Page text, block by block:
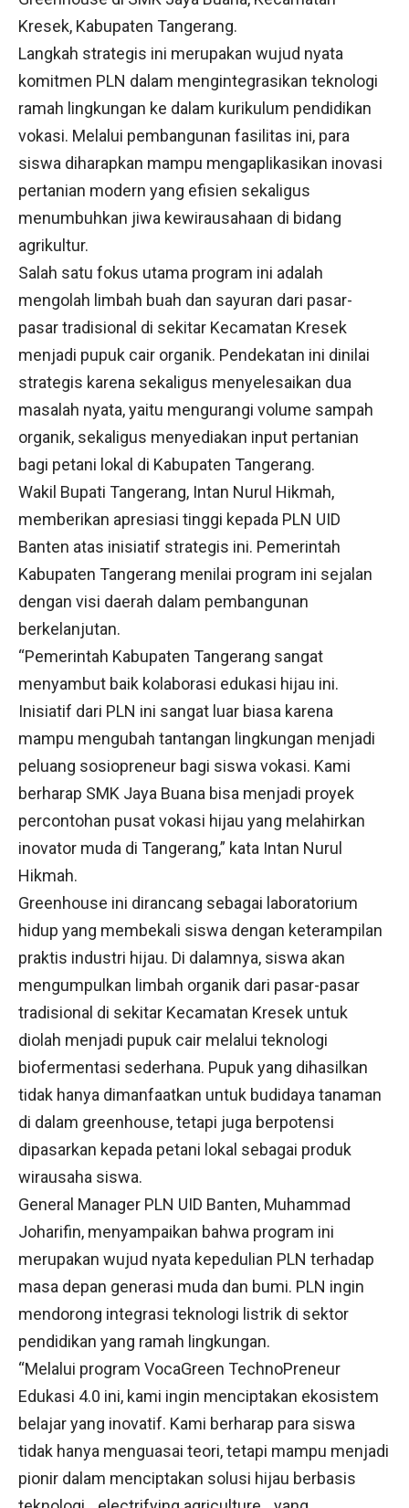
Kresek, Kabupaten Tangerang.
Langkah strategis ini merupakan wujud nyata
komitmen PLN dalam mengintegrasikan teknologi
ramah lingkungan ke dalam kurikulum pendidikan
vokasi. Melalui pembangunan fasilitas ini, para
siswa diharapkan mampu mengaplikasikan inovasi
pertanian modern yang efisien sekaligus
menumbuhkan jiwa kewirausahaan di bidang
agrikultur.
Salah satu fokus utama program ini adalah
mengolah limbah buah dan sayuran dari pasar-
pasar tradisional di sekitar Kecamatan Kresek
menjadi pupuk cair organik. Pendekatan ini dinilai
strategis karena sekaligus menyelesaikan dua
masalah nyata, yaitu mengurangi volume sampah
organik, sekaligus menyediakan input pertanian
bagi petani lokal di Kabupaten Tangerang.
Wakil Bupati Tangerang, Intan Nurul Hikmah,
memberikan apresiasi tinggi kepada PLN UID
Banten atas inisiatif strategis ini. Pemerintah
Kabupaten Tangerang menilai program ini sejalan
dengan visi daerah dalam pembangunan
berkelanjutan.
“Pemerintah Kabupaten Tangerang sangat
menyambut baik kolaborasi edukasi hijau ini.
Inisiatif dari PLN ini sangat luar biasa karena
mampu mengubah tantangan lingkungan menjadi
peluang sosiopreneur bagi siswa vokasi. Kami
berharap SMK Jaya Buana bisa menjadi proyek
percontohan pusat vokasi hijau yang melahirkan
inovator muda di Tangerang,” kata Intan Nurul
Hikmah.
Greenhouse ini dirancang sebagai laboratorium
hidup yang membekali siswa dengan keterampilan
praktis industri hijau. Di dalamnya, siswa akan
mengumpulkan limbah organik dari pasar-pasar
tradisional di sekitar Kecamatan Kresek untuk
diolah menjadi pupuk cair melalui teknologi
biofermentasi sederhana. Pupuk yang dihasilkan
tidak hanya dimanfaatkan untuk budidaya tanaman
di dalam greenhouse, tetapi juga berpotensi
dipasarkan kepada petani lokal sebagai produk
wirausaha siswa.
General Manager PLN UID Banten, Muhammad
Joharifin, menyampaikan bahwa program ini
merupakan wujud nyata kepedulian PLN terhadap
masa depan generasi muda dan bumi. PLN ingin
mendorong integrasi teknologi listrik di sektor
pendidikan yang ramah lingkungan.
“Melalui program VocaGreen TechnoPreneur
Edukasi 4.0 ini, kami ingin menciptakan ekosistem
belajar yang inovatif. Kami berharap para siswa
tidak hanya menguasai teori, tetapi mampu menjadi
pionir dalam menciptakan solusi hijau berbasis